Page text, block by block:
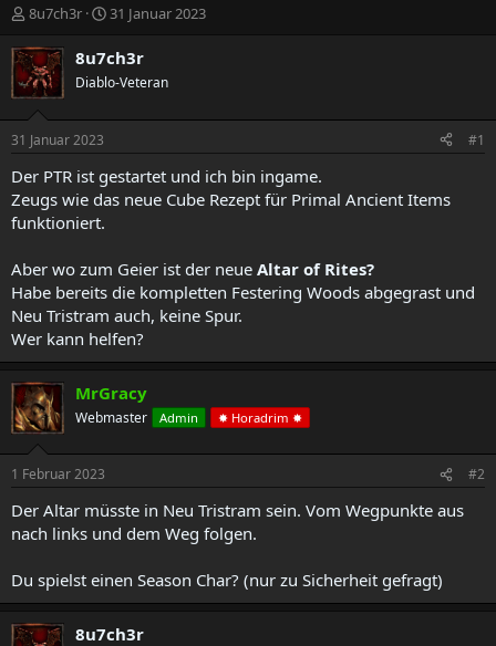
E
s
t
e
e
r
8u7ch3r
E
s
e
t
a
31 Januar 2023
8u7ch3r
Diablo-Veteran
31 Januar 2023 #1
Der PTR ist gestartet und ich bin ingame.
Zeugs wie das neue Cube Rezept für Primal Ancient Items
funktioniert.
Aber wo zum Geier ist der neue Altar of Rites?
Habe bereits die kompletten Festering Woods abgegrast und
Neu Tristram auch, keine Spur.
Wer kann helfen?
MrGracy
Webmaster Admin ✸ Horadrim ✸
1 Februar 2023 #2
Der Altar müsste in Neu Tristram sein. Vom Wegpunkte aus
nach links und dem Weg folgen.
Du spielst einen Season Char? (nur zu Sicherheit gefragt)
8u7ch3r